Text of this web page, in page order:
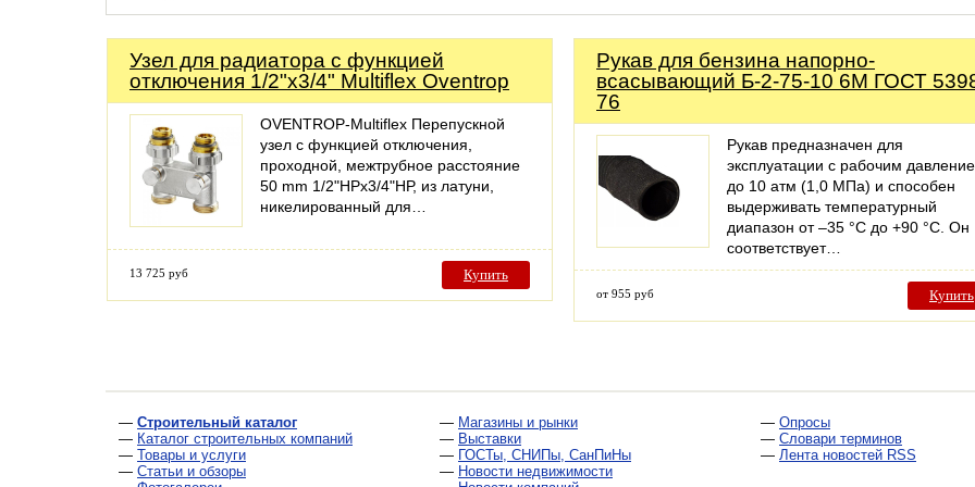
Узел для радиатора с функцией
отключения 1/2"x3/4" Multiflex Oventrop
OVENTROP-Multiflex Перепускной
узел с функцией отключения,
проходной, межтрубное расстояние
50 mm 1/2"НРx3/4"НР, из латуни,
никелированный для…
13 725 руб Купить
Рукав для бензина напорно-
всасывающий Б-2-75-10 6М ГОСТ
76
Рукав предназначен для
эксплуатации с рабочим
до 10 атм (1,0 МПа) и способен
выдерживать температурный
диапазон от –35 °С до +90 °С. Он
соответствует…
от 955 руб Купить
— Строительный каталог
— Каталог строительных компаний
— Товары и услуги
— Статьи и обзоры
— Магазины и рынки
— Выставки
— ГОСТы, СНИПы, СанПиНы
— Новости недвижимости
— Опросы
— Словари терминов
— Лента новостей RSS